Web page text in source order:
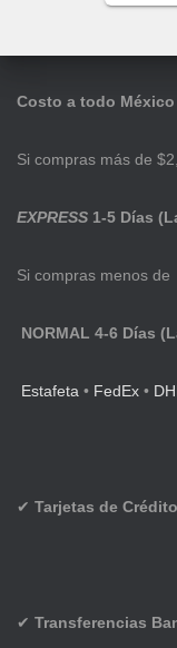
Costo a todo México
Si compras más de
EXPRESS 1-5 Días
Si compras menos
NORMAL 4-6 Días
Estafeta • FedEx •
✔ Tarjetas de
✔ Transferencias